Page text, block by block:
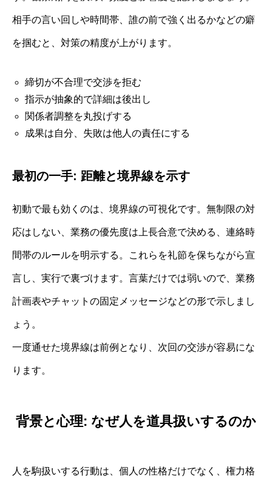
相手の言い回しや時間帯、誰の前で強く出るかなどの癖
を掴むと、対策の精度が上がります。
締切が不合理で交渉を拒む
指示が抽象的で詳細は後出し
関係者調整を丸投げする
成果は自分、失敗は他人の責任にする
最初の一手: 距離と境界線を示す
初動で最も効くのは、境界線の可視化です。無制限の対
応はしない、業務の優先度は上長合意で決める、連絡時
間帯のルールを明示する。これらを礼節を保ちながら宣
言し、実行で裏づけます。言葉だけでは弱いので、業務
計画表やチャットの固定メッセージなどの形で示しまし
ょう。
一度通せた境界線は前例となり、次回の交渉が容易にな
ります。
背景と心理: なぜ人を道具扱いするのか
人を駒扱いする行動は、個人の性格だけでなく、権力格